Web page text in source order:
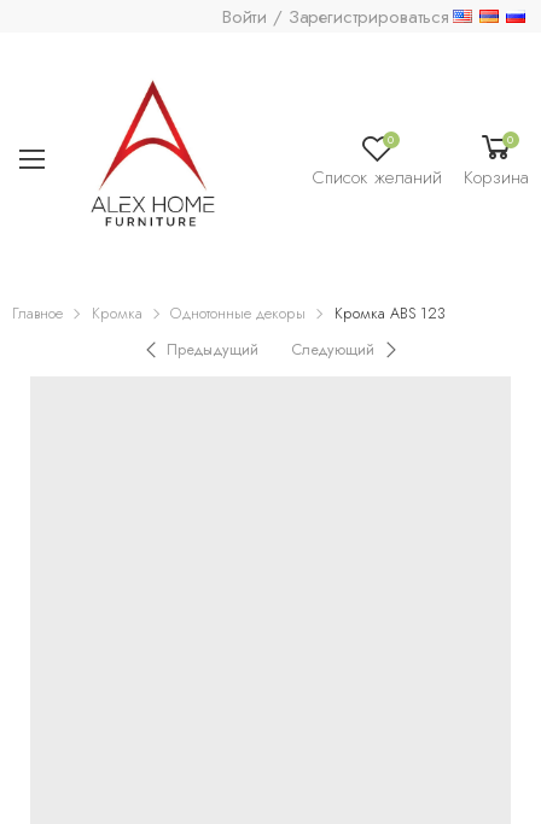
Войти / Зарегистрироваться
0
Список желаний
0
Корзина
Главное Кромка Однотонные декоры
Кромка ABS 123
Предыдущий
Следующий